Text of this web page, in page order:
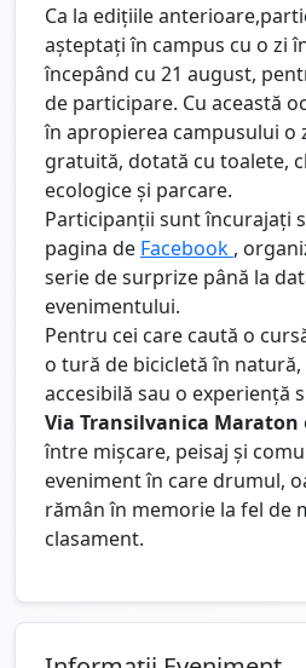
Ca la edițiile
așteptați în campus cu o zi
începând cu 21 august,
de participare. Cu această
în apropierea campusului o
gratuită, dotată cu toalete,
ecologice și parcare.
Participanții sunt încurajați
pagina de Facebook ,
serie de surprize până la
evenimentului.
Pentru cei care caută o
o tură de bicicletă în
accesibilă sau o experiență
Via Transilvanica Maraton
între mișcare, peisaj și
eveniment în care drumul,
rămân în memorie la fel de
clasament.